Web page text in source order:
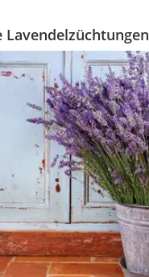
Lavendelzüchtungen